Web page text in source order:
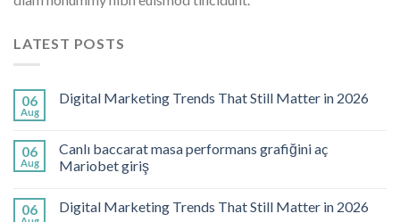
LATEST POSTS
06
Aug
Digital Marketing Trends That Still Matter in 2026
06
Aug
Canlı baccarat masa performans grafiğini aç
Mariobet giriş
06 Digital Marketing Trends That Still Matter in 2026